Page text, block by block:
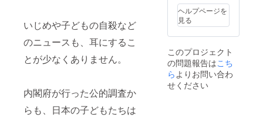
いじめや子どもの自殺など
のニュースも、耳にするこ
とが少なくありません。
内閣府が行った公的調査か
らも、日本の子どもたちは
す ・
DFC実
践ガイ
ドブッ
・支援
者限定
コミュ
ニティ
（faceb
バチカ
ンでの
we can
パレー
子ども
サミッ
トに参
加した
日本の
どもサ
ミット
に参加
した日
どもた
ちによ
るリア
ル報告
会ご招
DFCJ事
務局よ
り、感
謝の気
込めた
御礼
メッ
セージ
ヘルプページを
見る
このプロジェクト
の問題報告はこち
ら よりお問い合わ
せください